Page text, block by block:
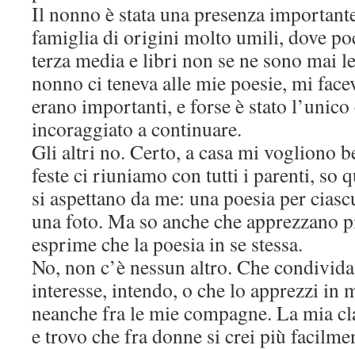
Il nonno è stata una presenza
famiglia di origini molto umili, dove
terza media e libri non se ne sono mai
nonno ci teneva alle mie poesie, mi
erano importanti, e forse è stato
incoraggiato a continuare.
Gli altri no. Certo, a casa mi vogliono
feste ci riuniamo con tutti i parenti, so
si aspettano da me: una poesia per
una foto. Ma so anche che apprezzano
esprime che la poesia in se stessa.
No, non c’è nessun altro. Che
interesse, intendo, o che lo apprezzi in
neanche fra le mie compagne. La mia
e trovo che fra donne si crei più